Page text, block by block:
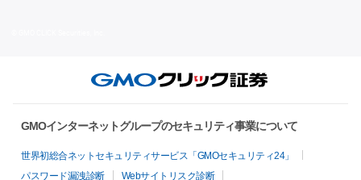
GMOインターネットグループのセキュリティ事業について
世界初総合ネットセキュリティサービス「GMOセキュリティ24」
パスワード漏洩診断
Webサイトリスク診断